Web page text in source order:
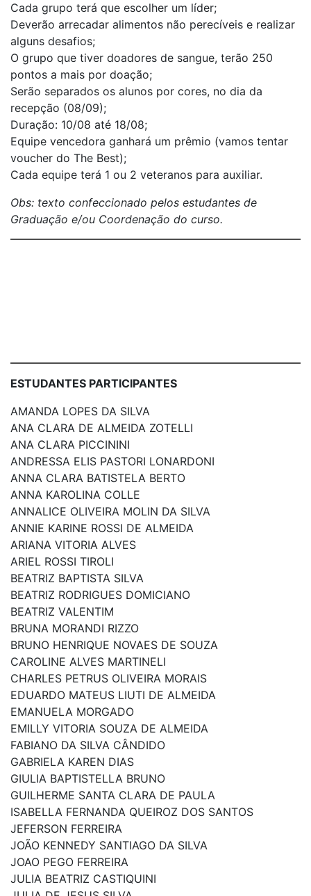
Cada grupo terá que escolher um líder;
Deverão arrecadar alimentos não perecíveis e realizar
alguns desafios;
O grupo que tiver doadores de sangue, terão 250
pontos a mais por doação;
Serão separados os alunos por cores, no dia da
recepção (08/09);
Duração: 10/08 até 18/08;
Equipe vencedora ganhará um prêmio (vamos tentar
voucher do The Best);
Cada equipe terá 1 ou 2 veteranos para auxiliar.
Obs: texto confeccionado pelos estudantes de
Graduação e/ou Coordenação do curso.
ESTUDANTES PARTICIPANTES
AMANDA LOPES DA SILVA
ANA CLARA DE ALMEIDA ZOTELLI
ANA CLARA PICCININI
ANDRESSA ELIS PASTORI LONARDONI
ANNA CLARA BATISTELA BERTO
ANNA KAROLINA COLLE
ANNALICE OLIVEIRA MOLIN DA SILVA
ANNIE KARINE ROSSI DE ALMEIDA
ARIANA VITORIA ALVES
ARIEL ROSSI TIROLI
BEATRIZ BAPTISTA SILVA
BEATRIZ RODRIGUES DOMICIANO
BEATRIZ VALENTIM
BRUNA MORANDI RIZZO
BRUNO HENRIQUE NOVAES DE SOUZA
CAROLINE ALVES MARTINELI
CHARLES PETRUS OLIVEIRA MORAIS
EDUARDO MATEUS LIUTI DE ALMEIDA
EMANUELA MORGADO
EMILLY VITORIA SOUZA DE ALMEIDA
FABIANO DA SILVA CÂNDIDO
GABRIELA KAREN DIAS
GIULIA BAPTISTELLA BRUNO
GUILHERME SANTA CLARA DE PAULA
ISABELLA FERNANDA QUEIROZ DOS SANTOS
JEFERSON FERREIRA
JOÃO KENNEDY SANTIAGO DA SILVA
JOAO PEGO FERREIRA
JULIA BEATRIZ CASTIQUINI